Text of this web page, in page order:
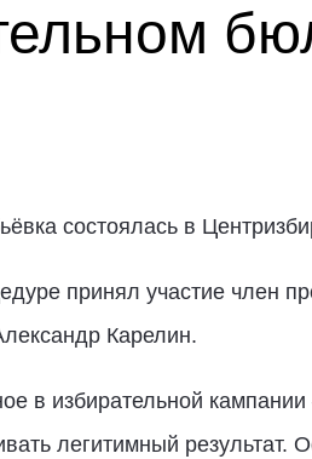
состоялась в
принял участие член
Карелин.
в избирательной
легитимный результат.